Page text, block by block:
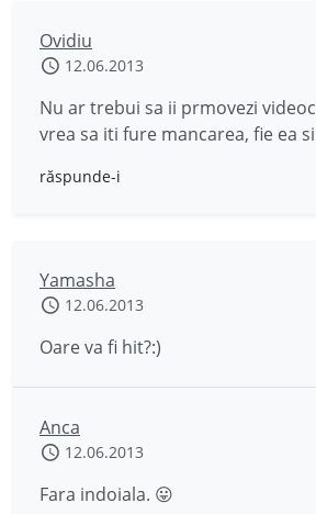
Ovidiu
12.06.2013
Nu ar trebui sa ii prmovezi
vrea sa iti fure mancarea, fie ea si
răspunde-i
Yamasha
12.06.2013
Oare va fi hit?:)
Anca
12.06.2013
Fara indoiala. 😛